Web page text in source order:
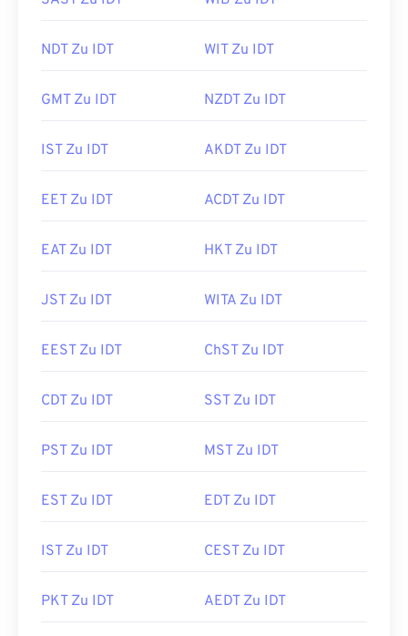
NDT Zu IDT WIT Zu IDT
GMT Zu IDT NZDT Zu IDT
IST Zu IDT AKDT Zu IDT
EET Zu IDT ACDT Zu IDT
EAT Zu IDT HKT Zu IDT
JST Zu IDT WITA Zu IDT
EEST Zu IDT ChST Zu IDT
CDT Zu IDT SST Zu IDT
PST Zu IDT MST Zu IDT
EST Zu IDT EDT Zu IDT
IST Zu IDT CEST Zu IDT
PKT Zu IDT AEDT Zu IDT